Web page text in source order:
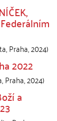
,Praha,2024)
2022
,Praha,2024)
a